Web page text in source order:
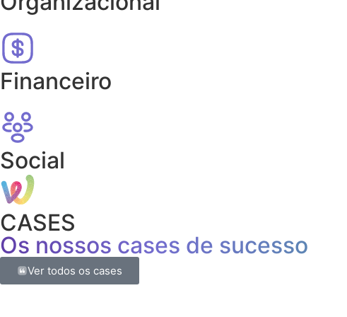
Financeiro​
Social
CASES
Os nossos cases de sucesso
Ver todos os cases